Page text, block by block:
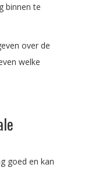
binnen te
over de
welke
goed en kan